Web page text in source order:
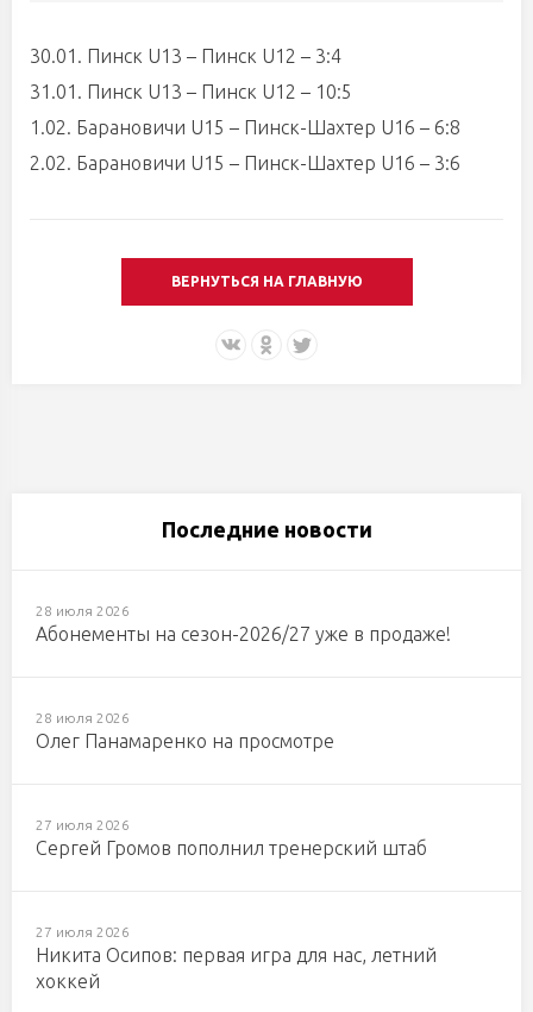
30.01. Пинск U13 – Пинск U12 – 3:4
31.01. Пинск U13 – Пинск U12 – 10:5
1.02. Барановичи U15 – Пинск-Шахтер U16 – 6:8
2.02. Барановичи U15 – Пинск-Шахтер U16 – 3:6
ВЕРНУТЬСЯ НА ГЛАВНУЮ
Последние новости
28 июля 2026
Абонементы на сезон-2026/27 уже в продаже!
28 июля 2026
Олег Панамаренко на просмотре
27 июля 2026
Сергей Громов пополнил тренерский штаб
27 июля 2026
Никита Осипов: первая игра для нас, летний
хоккей